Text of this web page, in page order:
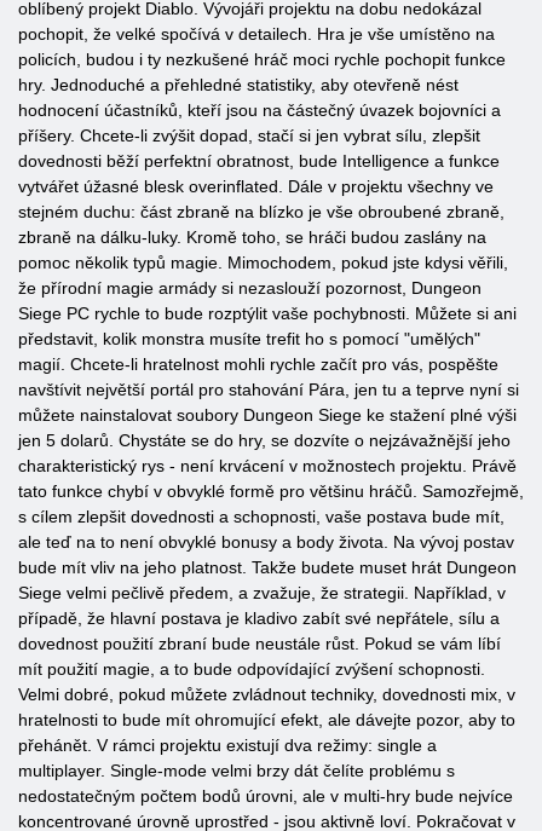
oblíbený projekt Diablo. Vývojáři projektu na dobu nedokázal
pochopit, že velké spočívá v detailech. Hra je vše umístěno na
policích, budou i ty nezkušené hráč moci rychle pochopit funkce
hry. Jednoduché a přehledné statistiky, aby otevřeně nést
hodnocení účastníků, kteří jsou na částečný úvazek bojovníci a
příšery. Chcete-li zvýšit dopad, stačí si jen vybrat sílu, zlepšit
dovednosti běží perfektní obratnost, bude Intelligence a funkce
vytvářet úžasné blesk overinflated. Dále v projektu všechny ve
stejném duchu: část zbraně na blízko je vše obroubené zbraně,
zbraně na dálku-luky. Kromě toho, se hráči budou zaslány na
pomoc několik typů magie. Mimochodem, pokud jste kdysi věřili,
že přírodní magie armády si nezaslouží pozornost, Dungeon
Siege PC rychle to bude rozptýlit vaše pochybnosti. Můžete si ani
představit, kolik monstra musíte trefit ho s pomocí "umělých"
magií. Chcete-li hratelnost mohli rychle začít pro vás, pospěšte
navštívit největší portál pro stahování Pára, jen tu a teprve nyní si
můžete nainstalovat soubory Dungeon Siege ke stažení plné výši
jen 5 dolarů. Chystáte se do hry, se dozvíte o nejzávažnější jeho
charakteristický rys - není krvácení v možnostech projektu. Právě
tato funkce chybí v obvyklé formě pro většinu hráčů. Samozřejmě,
s cílem zlepšit dovednosti a schopnosti, vaše postava bude mít,
ale teď na to není obvyklé bonusy a body života. Na vývoj postav
bude mít vliv na jeho platnost. Takže budete muset hrát Dungeon
Siege velmi pečlivě předem, a zvažuje, že strategii. Například, v
případě, že hlavní postava je kladivo zabít své nepřátele, sílu a
dovednost použití zbraní bude neustále růst. Pokud se vám líbí
mít použití magie, a to bude odpovídající zvýšení schopnosti.
Velmi dobré, pokud můžete zvládnout techniky, dovednosti mix, v
hratelnosti to bude mít ohromující efekt, ale dávejte pozor, aby to
přehánět. V rámci projektu existují dva režimy: single a
multiplayer. Single-mode velmi brzy dát čelíte problému s
nedostatečným počtem bodů úrovni, ale v multi-hry bude nejvíce
koncentrované úrovně uprostřed - jsou aktivně loví. Pokračovat v